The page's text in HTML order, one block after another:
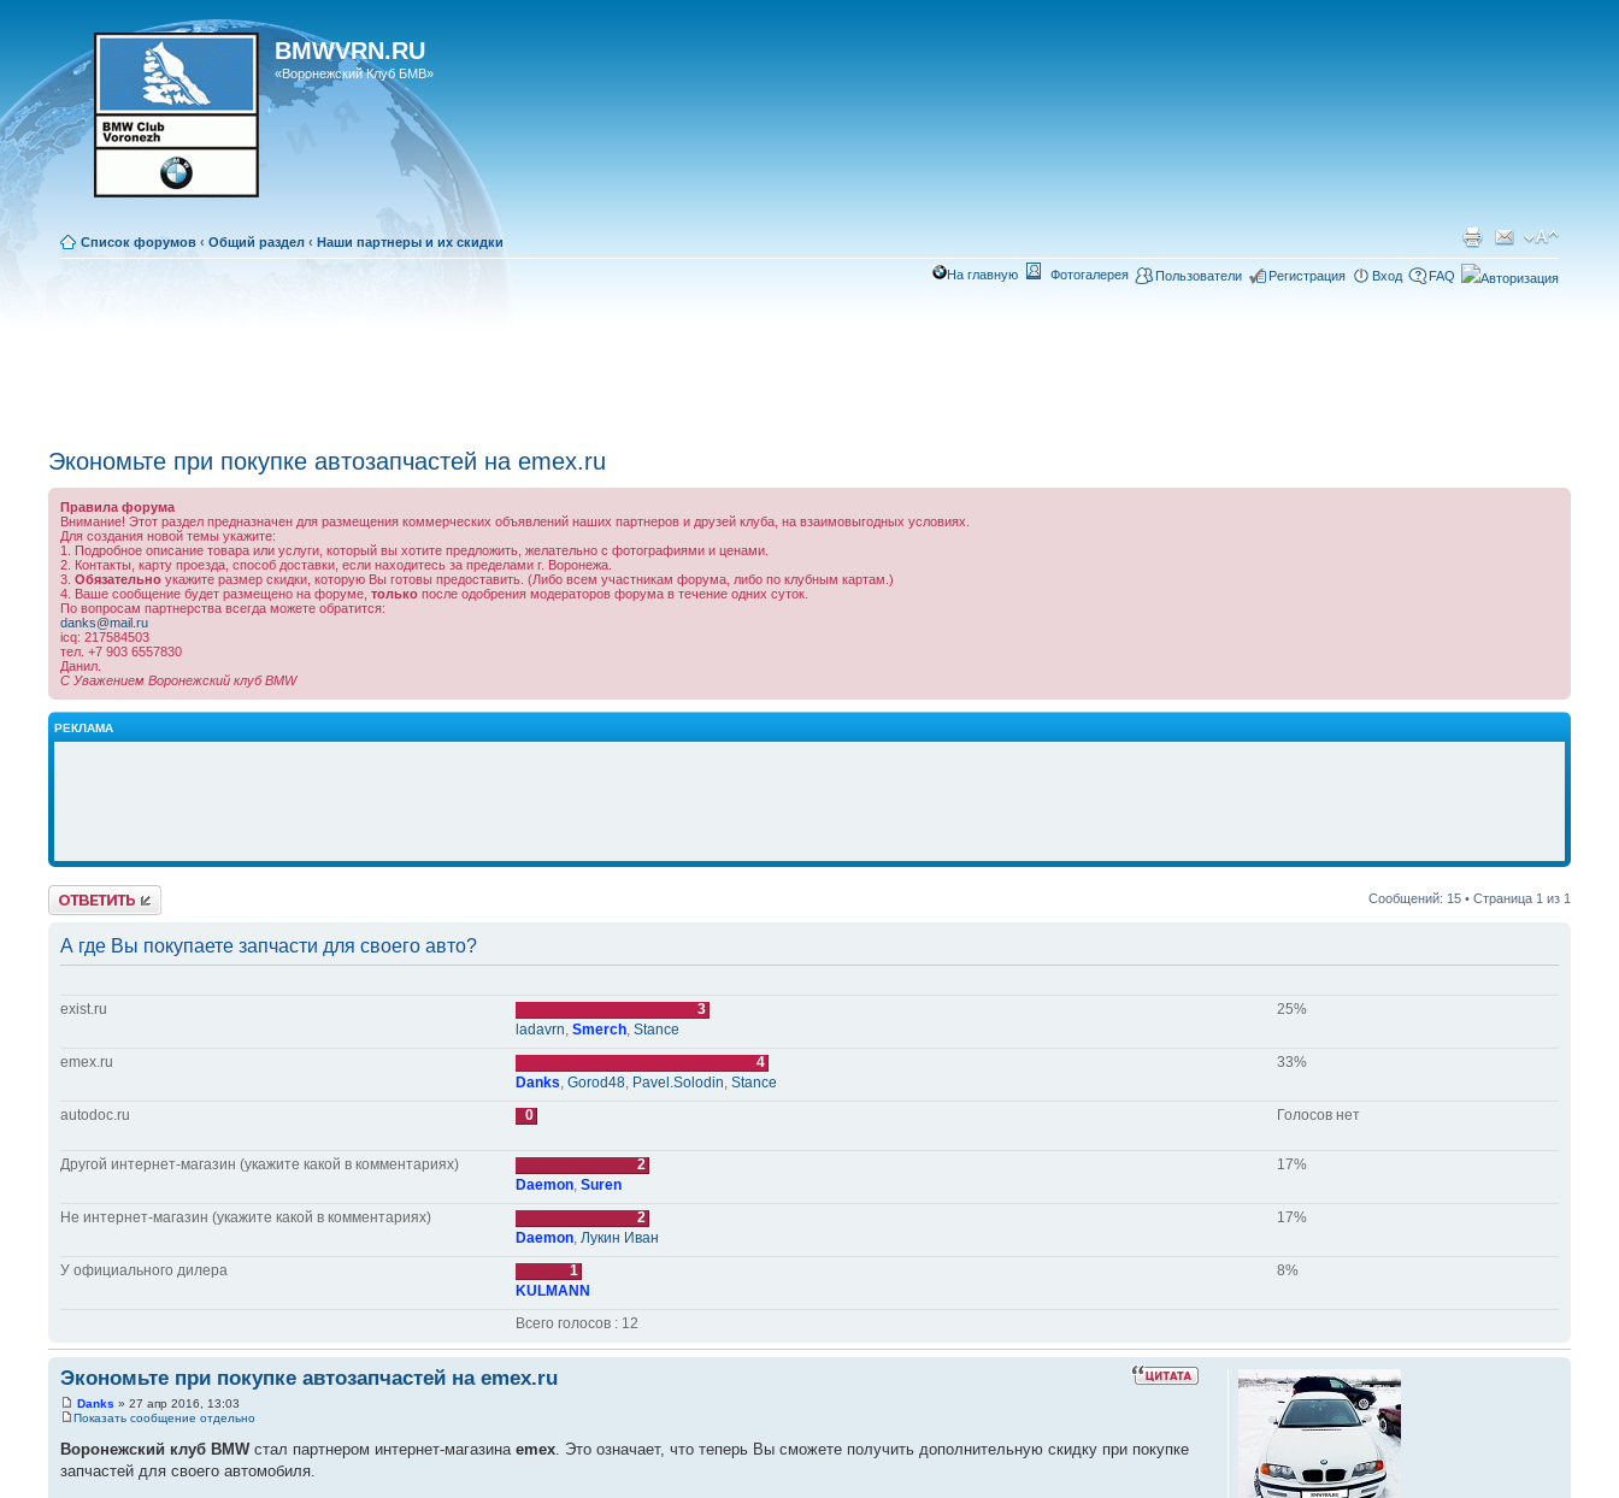
BMWVRN.RU
«Воронежский Клуб БМВ»
Список форумов ‹ Общий раздел ‹ Наши партнеры и их скидки
На главную Фотогалерея Пользователи Регистрация Вход FAQ
Экономьте при покупке автозапчастей на emex.ru
Правила форума
Внимание! Этот раздел предназначен для размещения коммерческих объявлений наших партнеров и друзей клуба, на взаимовыгодных условиях.
Для создания новой темы укажите:
1. Подробное описание товара или услуги, который вы хотите предложить, желательно с фотографиями и ценами.
2. Контакты, карту проезда, способ доставки, если находитесь за пределами г. Воронежа.
3. Обязательно укажите размер скидки, которую Вы готовы предоставить. (Либо всем участникам форума, либо по клубным картам.)
4. Ваше сообщение будет размещено на форуме, только после одобрения модераторов форума в течение одних суток.
По вопросам партнерства всегда можете обратится:
danks@mail.ru
icq: 217584503
тел. +7 903 6557830
Данил.
С Уважением Воронежский клуб BMW
РЕКЛАМА
Ответить Сообщений: 15 • Страница 1 из 1
А где Вы покупаете запчасти для своего авто?
exist.ru 3
25%
ladavrn,Smerch,Stance
emex.ru
4
33%
Danks,Gorod48, Pavel.Solodin,Stance
autodoc.ru
0 Голосов нет
Другой интернет-магазин (укажите какой в комментариях) 2
17%
Daemon,Suren
Не интернет-магазин (укажите какой в комментариях)
2
17%
Daemon,Лукин Иван
У официального дилера
1
8%
KULMANN
Всего голосов : 12
Экономьте при покупке автозапчастей на emex.ru
Danks » 27 апр 2016, 13:03
Показать сообщение отдельно
Воронежский клуб BMWстал партнером интернет-магазина emex. Это означает, что теперь Вы сможете получить дополнительную скидку при покупке
запчастей для своего автомобиля.